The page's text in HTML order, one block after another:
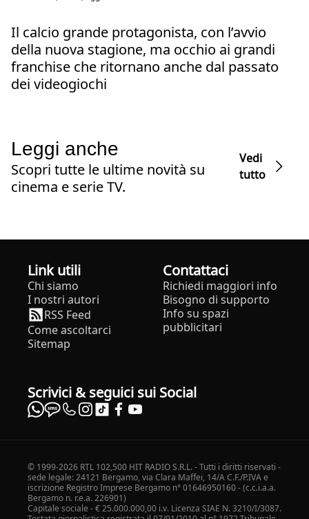
Il calcio grande protagonista, con l’avvio
della nuova stagione, ma occhio ai grandi
franchise che ritornano anche dal passato
dei videogiochi
Leggi anche
Scopri tutte le ultime novità su
cinema e serie TV.
Vedi
tutto
Link utili
Chi siamo
I nostri autori
RSS Feed
Come ascoltarci
Sitemap
Contattaci
Richiedi maggiori info
Bisogno di supporto
Info su spazi
pubblicitari
Scrivici & seguici sui Social
© 1999-2026 RTL 102,500 HIT RADIO S.R.L. - Tutti i diritti riservati -
sede legale: 24121 Bergamo, via Clara Maffei, 14/A C.F./P.IVA e
iscrizione Registro Imprese Bergamo n° 01646950160 - (c.c.i.a.a.
Bergamo n. r.e.a. 226901)
Capitale sociale - € 25.000.000,00 i.v. Licenza SIAE N. 3210/I/3087.